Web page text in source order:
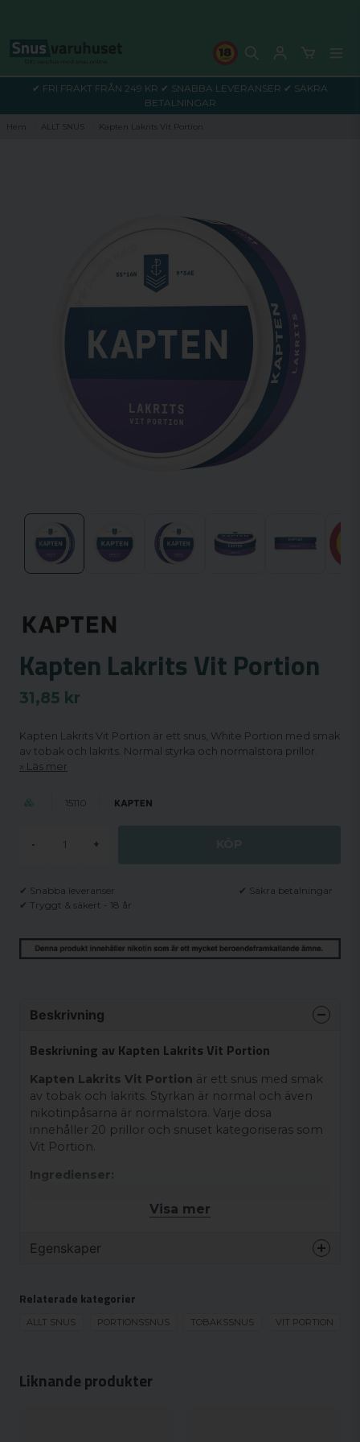
✔ FRI FRAKT FRÅN 249 KR ✔ SNABBA LEVERANSER ✔ SÄKRA
BETALNINGAR
Hem ALLT SNUS Kapten Lakrits Vit Portion
Kapten Lakrits Vit Portion
31,85 kr
Kapten Lakrits Vit Portion är ett snus, White Portion med smak
av tobak och lakrits. Normal styrka och normalstora prillor.
Läs mer
15110
- +
✔ Snabba leveranser
✔ Säkra betalningar
✔ Tryggt & säkert - 18 år
Liknande produkter
Beskrivning
Beskrivning av Kapten Lakrits Vit Portion
Kapten Lakrits Vit Portion är ett snus med smak
av tobak och lakrits. Styrkan är normal och även
nikotinpåsarna är normalstora. Varje dosa
innehåller 20 prillor och snuset kategoriseras som
Vit Portion.
Ingredienser:
Ttobak (innehåller nikotin), vatten, salt,
surhetsreglerande medel (E 500),
aromer, lakrits.
Visa mer
Egenskaper
Smak
Format
Normal
Produkttyp
Relaterade kategorier
ALLT SNUS PORTIONSSNUS TOBAKSSNUS VIT PORTION